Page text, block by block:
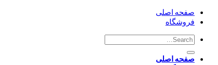
صفحه اصلی
فروشگاه
صفحه اصلی